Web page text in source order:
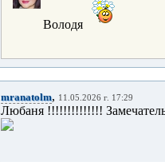
Володя
mranatolm, 11.05.2026 г. 17:29
Любаня !!!!!!!!!!!!!!